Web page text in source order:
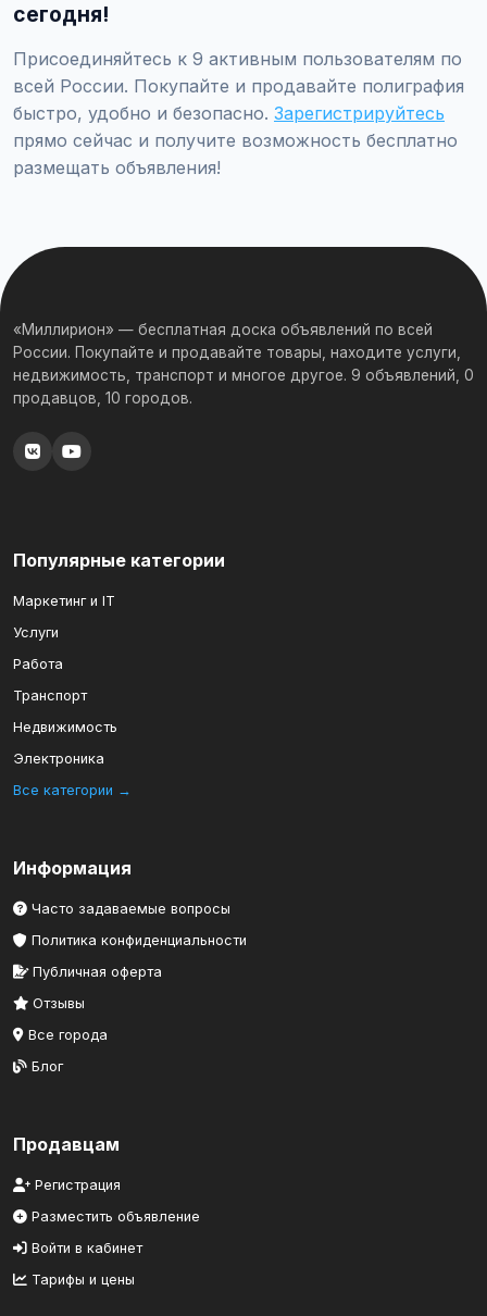
сегодня!
Присоединяйтесь к 9 активным пользователям по
всей России. Покупайте и продавайте полиграфия
быстро, удобно и безопасно. Зарегистрируйтесь
прямо сейчас и получите возможность бесплатно
размещать объявления!
«Миллирион» — бесплатная доска объявлений по всей
России. Покупайте и продавайте товары, находите услуги,
недвижимость, транспорт и многое другое. 9 объявлений, 0
продавцов, 10 городов.
Популярные категории
Маркетинг и IT
Услуги
Работа
Транспорт
Недвижимость
Электроника
Все категории →
Информация
Часто задаваемые вопросы
Политика конфиденциальности
Публичная оферта
Отзывы
Все города
Блог
Продавцам
Регистрация
Разместить объявление
Войти в кабинет
Тарифы и цены